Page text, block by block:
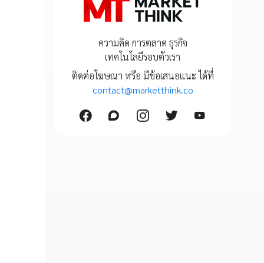
ความคิด การตลาด ธุรกิจ
เทคโนโลยีรอบตัวเรา
ติดต่อโฆษณา หรือ มีข้อเสนอแนะ ได้ที่
contact@marketthink.co